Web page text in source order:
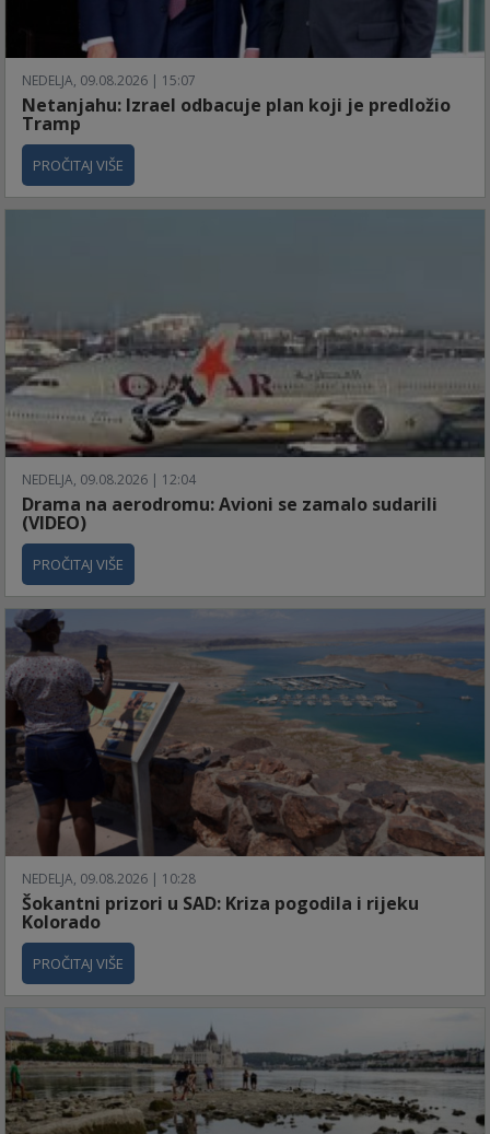
NEDELJA, 09.08.2026 | 15:07
Netanjahu: Izrael odbacuje plan koji je predložio
Tramp
PROČITAJ VIŠE
NEDELJA, 09.08.2026 | 12:04
Drama na aerodromu: Avioni se zamalo sudarili
(VIDEO)
PROČITAJ VIŠE
NEDELJA, 09.08.2026 | 10:28
Šokantni prizori u SAD: Kriza pogodila i rijeku
Kolorado
PROČITAJ VIŠE